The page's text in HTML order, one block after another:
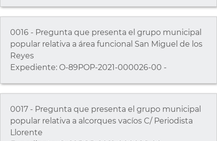
0016 - Pregunta que presenta el grupo municipal
popular relativa a área funcional San Miguel de los
Reyes
Expediente: O-89POP-2021-000026-00 -
0017 - Pregunta que presenta el grupo municipal
popular relativa a alcorques vacíos C/ Periodista
Llorente